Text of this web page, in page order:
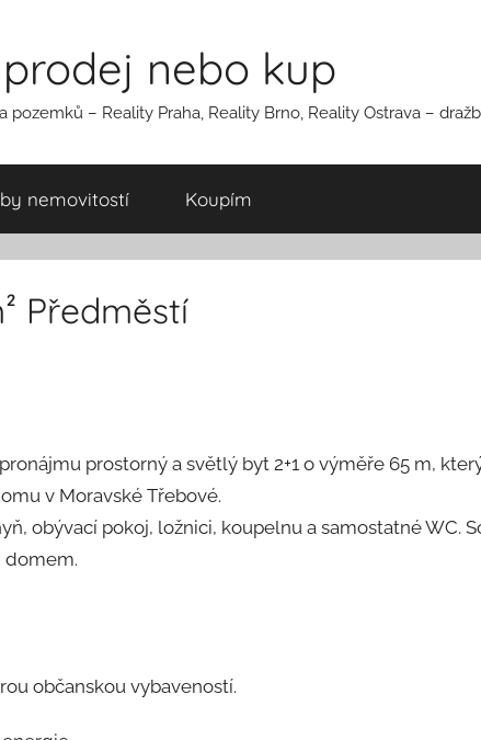
nebo kup
– Reality Praha, Reality Brno, Reality Ostrava –
nemovitostí Koupím
Předměstí
prostorný a světlý byt 2+1 o výměře 65 m,
v Moravské Třebové.
obývací pokoj, ložnici, koupelnu a samostatné WC.
domem.
občanskou vybaveností.